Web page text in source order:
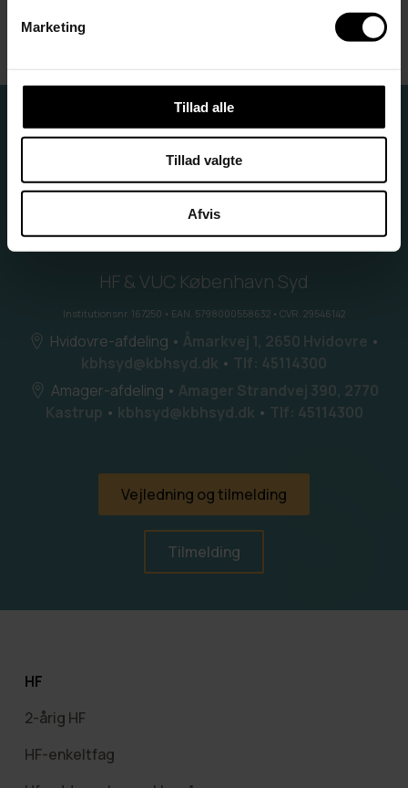
Marketing
Tillad alle
Tillad valgte
Afvis
HF & VUC København Syd
Institutionsnr. 167250 • EAN. 5798000558632 • CVR. 29546142
Hvidovre-afdeling • Åmarkvej 1, 2650 Hvidovre •
kbhsyd@kbhsyd.dk • Tlf: 45114300
Amager-afdeling • Amager Strandvej 390, 2770
Kastrup • kbhsyd@kbhsyd.dk • Tlf: 45114300
Vejledning og tilmelding
Tilmelding
HF
2-årig HF
HF-enkeltfag